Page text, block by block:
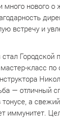
много нового о
встречу и
Городской
класс по
— отличный
а
иммунитет.